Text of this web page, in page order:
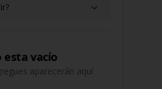
vacío
aparecerán aquí